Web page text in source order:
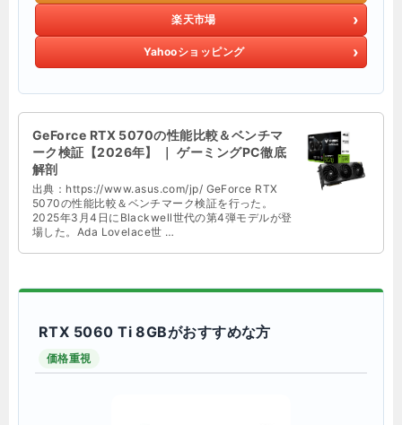
楽天市場
Yahooショッピング
GeForce RTX 5070の性能比較＆ベンチマ
ーク検証【2026年】 ｜ ゲーミングPC徹底
解剖
出典：https://www.asus.com/jp/ GeForce RTX
5070の性能比較＆ベンチマーク検証を行った。
2025年3月4日にBlackwell世代の第4弾モデルが登
場した。Ada Lovelace世 …
RTX 5060 Ti 8GBがおすすめな方
価格重視